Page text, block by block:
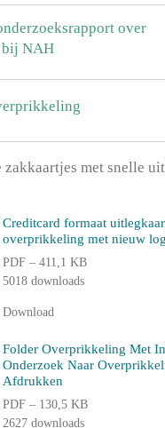
over
NAH
zakkaartjes met snelle
Creditcard formaat
overprikkeling met nieuw
PDF – 411,1 KB
5018 downloads
Download
Folder Overprikkeling Met
Onderzoek Naar
Afdrukken
PDF – 130,5 KB
2627 downloads